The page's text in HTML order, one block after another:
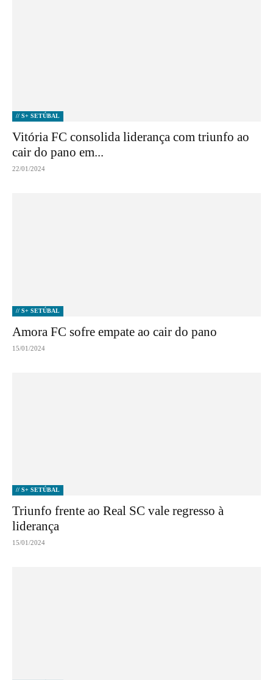
// S+ SETÚBAL
Vitória FC consolida liderança com triunfo ao
cair do pano em...
22/01/2024
// S+ SETÚBAL
Amora FC sofre empate ao cair do pano
15/01/2024
// S+ SETÚBAL
Triunfo frente ao Real SC vale regresso à
liderança
15/01/2024